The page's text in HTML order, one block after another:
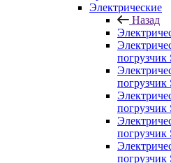
Электрические
Назад